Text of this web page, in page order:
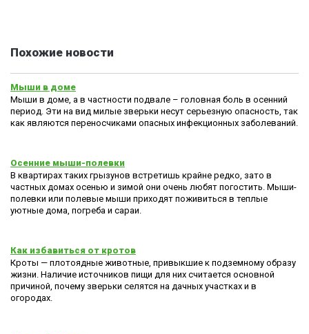
Похожие новости
Мыши в доме
Мыши в доме, а в частности подвале – головная боль в осенний
период. Эти на вид милые зверьки несут серьезную опасность, так
как являются переносчиками опасных инфекционных заболеваний.
Осенние мыши-полевки
В квартирах таких грызунов встретишь крайне редко, зато в
частных домах осенью и зимой они очень любят погостить. Мыши-
полевки или полевые мыши приходят поживиться в теплые
уютные дома, погреба и сараи.
Как избавиться от кротов
Кроты — плотоядные животные, привыкшие к подземному образу
жизни. Наличие источников пищи для них считается основной
причиной, почему зверьки селятся на дачных участках и в
огородах.